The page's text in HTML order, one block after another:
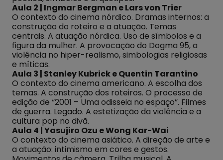
Aula 2 | Ingmar Bergman e Lars von Trier
O contexto do cinema nórdico. Dramas internos: a
construção do roteiro e a atuação. Temas
centrais. A atuação nórdica. Uso de símbolos e a
figura da mulher. A provocação do Dogma 95, a
violência no hiper-realismo, simbologias religiosas
e míticas.
Aula 3 | Stanley Kubrick e Quentin Tarantino
O contexto do cinema americano. A escolha dos
temas. A construção dos roteiros. O processo de
edição de “2001 – Uma odisseia no espaço”. Filmes
de guerra. Legado. A estetização da violência e a
cultura pop no divã.
Aula 4 | Yasujiro Ozu e Wong Kar-Wai
O contexto do cinema asiático. A direção de arte e
a atuação: intimismo em cores e gestos.